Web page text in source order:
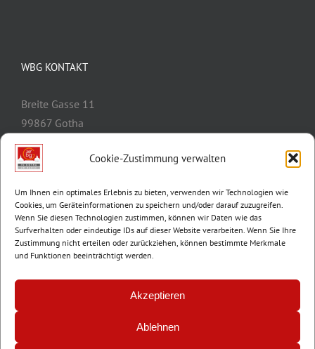
Cookie-Zustimmung verwalten
Um Ihnen ein optimales Erlebnis zu bieten, verwenden wir Technologien wie
Cookies, um Geräteinformationen zu speichern und/oder darauf zuzugreifen.
Wenn Sie diesen Technologien zustimmen, können wir Daten wie das
Surfverhalten oder eindeutige IDs auf dieser Website verarbeiten. Wenn Sie Ihre
Zustimmung nicht erteilen oder zurückziehen, können bestimmte Merkmale
und Funktionen beeinträchtigt werden.
Akzeptieren
Ablehnen
WBG KONTAKT
Breite Gasse 11
99867 Gotha
Telefon:
E-Mail:
info@wbg-gotha.de